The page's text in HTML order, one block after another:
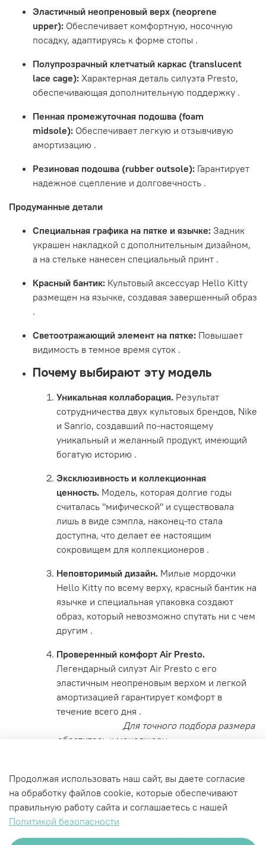
Эластичный неопреновый верх (neoprene
upper): Обеспечивает комфортную, носочную
посадку, адаптируясь к форме стопы .
Полупрозрачный клетчатый каркас (translucent
lace cage): Характерная деталь силуэта Presto,
обеспечивающая дополнительную поддержку .
Пенная промежуточная подошва (foam
midsole): Обеспечивает легкую и отзывчивую
амортизацию .
Резиновая подошва (rubber outsole): Гарантирует
надежное сцепление и долговечность .
Продуманные детали
Специальная графика на пятке и язычке: Задник
украшен накладкой с дополнительным дизайном,
а на стельке нанесен специальный принт .
Красный бантик: Культовый аксессуар Hello Kitty
размещен на язычке, создавая завершенный образ
.
Светоотражающий элемент на пятке: Повышает
видимость в темное время суток .
Почему выбирают эту модель
Уникальная коллаборация. Результат
сотрудничества двух культовых брендов, Nike
и Sanrio, создавший по-настоящему
уникальный и желанный продукт, имеющий
богатую историю .
Эксклюзивность и коллекционная
ценность. Модель, которая долгие годы
считалась "мифической" и существовала
лишь в виде сэмпла, наконец-то стала
доступна, что делает ее настоящим
сокровищем для коллекционеров .
Неповторимый дизайн. Милые мордочки
Hello Kitty по всему верху, красный бантик на
язычке и специальная упаковка создают
образ, который невозможно спутать ни с чем
другим .
Проверенный комфорт Air Presto.
Легендарный силуэт Air Presto с его
эластичным неопреновым верхом и легкой
амортизацией гарантирует комфорт в
течение всего дня .
Для точного подбора размера
обратитесь к менеджеру.
Характеристики
Продолжая использовать наш сайт, вы даете согласие
на обработку файлов cookie, которые обеспечивают
правильную работу сайта и соглашаетесь с нашей
Политикой безопасности